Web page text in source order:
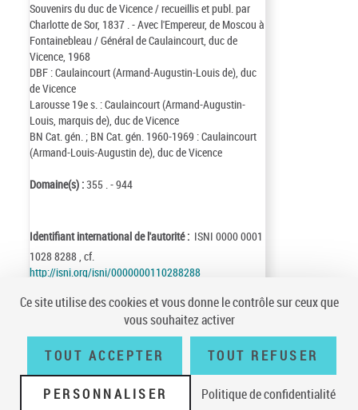
Souvenirs du duc de Vicence / recueillis et publ. par
Charlotte de Sor, 1837 . - Avec l'Empereur, de Moscou à
Fontainebleau / Général de Caulaincourt, duc de
Vicence, 1968
DBF : Caulaincourt (Armand-Augustin-Louis de), duc
de Vicence
Larousse 19e s. : Caulaincourt (Armand-Augustin-
Louis, marquis de), duc de Vicence
BN Cat. gén. ; BN Cat. gén. 1960-1969 : Caulaincourt
(Armand-Louis-Augustin de), duc de Vicence
Domaine(s) :355 . - 944
Identifiant international de l'autorité : ISNI 0000 0001
1028 8288 , cf.
http://isni.org/isni/0000000110288288
Notice n° :FRBNF12051027
Mise à jour :17/10/24
Conditions générales d'utilisation | A propos | Plan du site |
Écrire à la
Ce site utilise des cookies et vous donne le contrôle sur ceux que
vous souhaitez activer
TOUT ACCEPTER TOUT REFUSER
PERSONNALISER Politique de confidentialité